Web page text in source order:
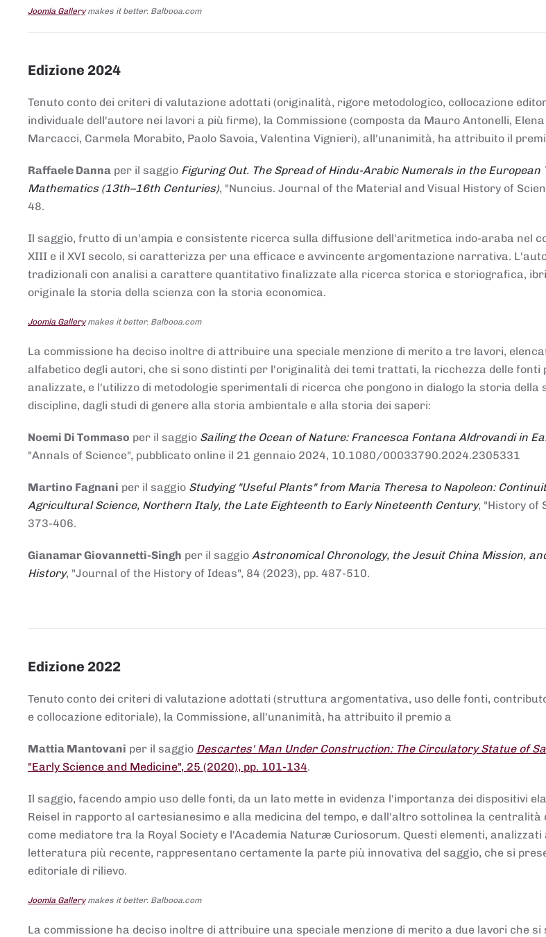
Joomla Gallerymakes it better. Balbooa.com
Edizione 2024
Tenuto conto dei criteri di valutazione adottati (originalità, rigore metodologico, collocazione
individuale dell'autore nei lavori a più firme), la Commissione (composta da Mauro Antonelli,
Marcacci, Carmela Morabito, Paolo Savoia, Valentina Vignieri), all'unanimità, ha attribuito il
Raffaele Danna per il saggio Figuring Out. The Spread of Hindu-Arabic Numerals in the
Mathematics (13th–16th Centuries), "Nuncius. Journal of the Material and Visual History of
48.
Il saggio, frutto di un'ampia e consistente ricerca sulla diffusione dell'aritmetica indo-araba nel
XIII e il XVI secolo, si caratterizza per una efficace e avvincente argomentazione narrativa.
tradizionali con analisi a carattere quantitativo finalizzate alla ricerca storica e storiografica,
originale la storia della scienza con la storia economica.
Joomla Gallerymakes it better. Balbooa.com
La commissione ha deciso inoltre di attribuire una speciale menzione di merito a tre lavori,
alfabetico degli autori, che si sono distinti per l'originalità dei temi trattati, la ricchezza delle fonti
analizzate, e l'utilizzo di metodologie sperimentali di ricerca che pongono in dialogo la storia della
discipline, dagli studi di genere alla storia ambientale e alla storia dei saperi:
Noemi Di Tommaso per il saggio Sailing the Ocean of Nature: Francesca Fontana Aldrovandi in
"Annals of Science", pubblicato online il 21 gennaio 2024, 10.1080/00033790.2024.2305331
Martino Fagnani per il saggio Studying "Useful Plants" from Maria Theresa to Napoleon:
Agricultural Science, Northern Italy, the Late Eighteenth to Early Nineteenth Century, "History of
373-406.
Gianamar Giovannetti-Singh per il saggio Astronomical Chronology, the Jesuit China Mission,
History, "Journal of the History of Ideas", 84 (2023), pp. 487-510.
Edizione 2022
Tenuto conto dei criteri di valutazione adottati (struttura argomentativa, uso delle fonti,
e collocazione editoriale), la Commissione, all'unanimità, ha attribuito il premio a
Mattia Mantovani per il saggio Descartes' Man Under Construction: The Circulatory Statue of
"Early Science and Medicine", 25 (2020), pp. 101-134.
Il saggio, facendo ampio uso delle fonti, da un lato mette in evidenza l'importanza dei dispositivi
Reisel in rapporto al cartesianesimo e alla medicina del tempo, e dall'altro sottolinea la centralità
come mediatore tra la Royal Society e l'Academia Naturæ Curiosorum. Questi elementi,
letteratura più recente, rappresentano certamente la parte più innovativa del saggio, che si
editoriale di rilievo.
Joomla Gallerymakes it better. Balbooa.com
La commissione ha deciso inoltre di attribuire una speciale menzione di merito a due lavori che